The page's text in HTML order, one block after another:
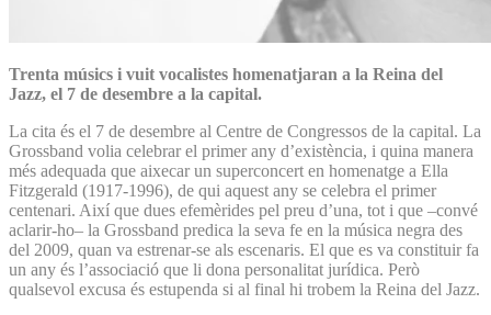
Trenta músics i vuit vocalistes homenatjaran a la Reina del
Jazz, el 7 de desembre a la capital.
La cita és el 7 de desembre al Centre de Congressos de la capital. La
Grossband volia celebrar el primer any d’existència, i quina manera
més adequada que aixecar un superconcert en homenatge a Ella
Fitzgerald (1917-1996), de qui aquest any se celebra el primer
centenari. Així que dues efemèrides pel preu d’una, tot i que –convé
aclarir-ho– la Grossband predica la seva fe en la música negra des
del 2009, quan va estrenar-se als escenaris. El que es va constituir fa
un any és l’associació que li dona personalitat jurídica. Però
qualsevol excusa és estupenda si al final hi trobem la Reina del Jazz.